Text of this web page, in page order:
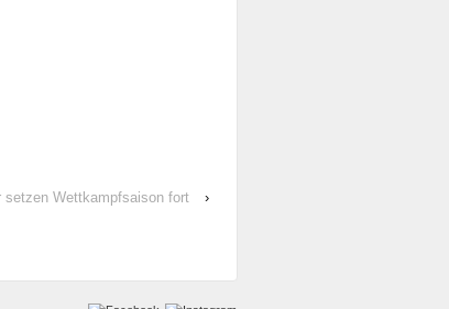
setzen Wettkampfsaison fort
›